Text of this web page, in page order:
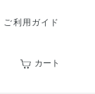
ご利用ガイド
カート